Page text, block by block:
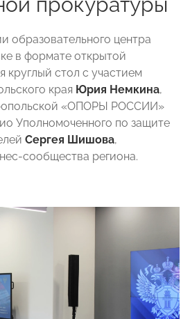
образовательного центра
в формате открытой
круглый стол с участием
края Юрия Немкина,
«ОПОРЫ РОССИИ»
Уполномоченного по защите
Сергея Шишова,
сообщества региона.